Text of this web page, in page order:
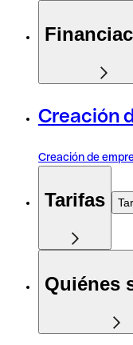
Creación
Creación de
Tarifas
Quiénes